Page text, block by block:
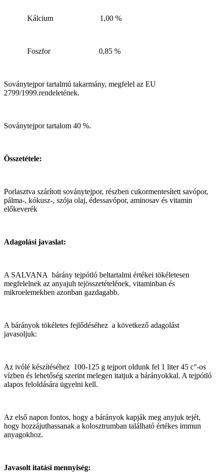
Kálcium 1,00 %
Foszfor 0,85 %
Soványtejpor tartalmú takarmány, megfelel az EU
2799/1999.rendeletének.
Soványtejpor tartalom 40 %.
Összetétele:
Porlasztva szárított soványtejpor, részben cukormentesített savópor,
pálma-, kókusz-, szója olaj, édessavópor, aminosav és vitamin
előkeverék
Adagolási javaslat:
A SALVANA bárány tejpótló beltartalmi értékei tökéletesen
megfelelnek az anyajuh tejösszetételének, vitaminban és
mikroelemekben azonban gazdagabb.
A bárányok tökéletes fejlődéséhez a következő adagolást
javasoljuk:
Az ivólé készítéséhez 100-125 g tejport oldunk fel 1 liter 45 c°-os
vízben és lehetőség szerint melegen itatjuk a bárányokkal. A tejpótló
alapos feloldására ügyelni kell.
Az első napon fontos, hogy a bárányok kapják meg anyjuk tejét,
hogy hozzájuthassanak a kolosztrumban található értékes immun
anyagokhoz.
Javasolt itatási mennyiség: